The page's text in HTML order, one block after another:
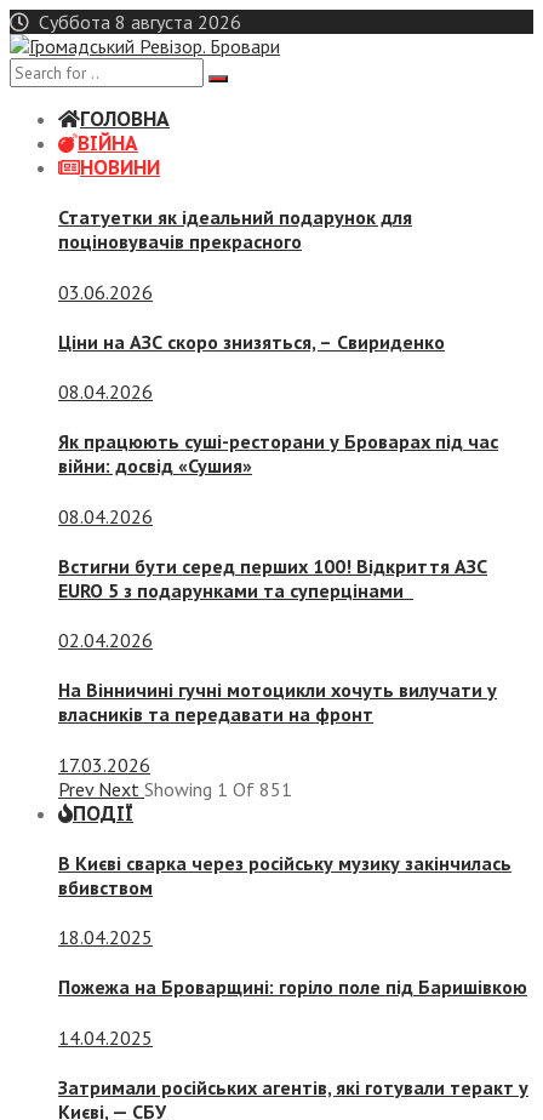
Skip
to
content
Суббота 8 августа 2026
ГОЛОВНА
ВІЙНА
НОВИНИ
Статуетки як ідеальний подарунок для
поціновувачів прекрасного
03.06.2026
Ціни на АЗС скоро знизяться, – Свириденко
08.04.2026
Як працюють суші-ресторани у Броварах під час
війни: досвід «Сушия»
08.04.2026
Встигни бути серед перших 100! Відкриття АЗС
EURO 5 з подарунками та суперцінами
02.04.2026
На Вінничині гучні мотоцикли хочуть вилучати у
власників та передавати на фронт
17.03.2026
Prev Next Showing 1 Of 851
ПОДІЇ
В Києві сварка через російську музику закінчилась
вбивством
18.04.2025
Пожежа на Броварщині: горіло поле під Баришівкою
14.04.2025
Затримали російських агентів, які готували теракт у
Києві, — СБУ